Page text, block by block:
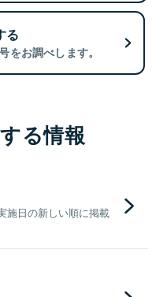
る
をお調べします。
る情報
施日の新しい順に掲載